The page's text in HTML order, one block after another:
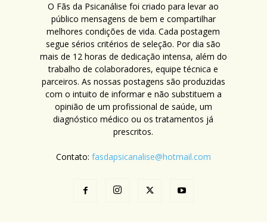
O Fãs da Psicanálise foi criado para levar ao
público mensagens de bem e compartilhar
melhores condições de vida. Cada postagem
segue sérios critérios de seleção. Por dia são
mais de 12 horas de dedicação intensa, além do
trabalho de colaboradores, equipe técnica e
parceiros. As nossas postagens são produzidas
com o intuito de informar e não substituem a
opinião de um profissional de saúde, um
diagnóstico médico ou os tratamentos já
prescritos.
Contato: fasdapsicanalise@hotmail.com